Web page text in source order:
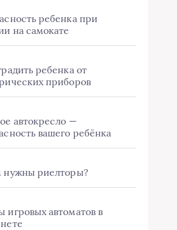
ребенка при
на самокате
ребенка от
приборов
автокресло —
вашего ребёнка
нужны риелторы?
игровых автоматов в